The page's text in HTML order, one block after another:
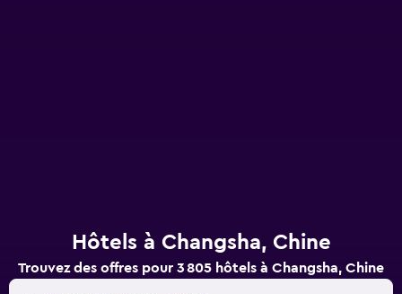
Hôtels à Changsha, Chine
Trouvez des offres pour 3 805 hôtels à Changsha, Chine